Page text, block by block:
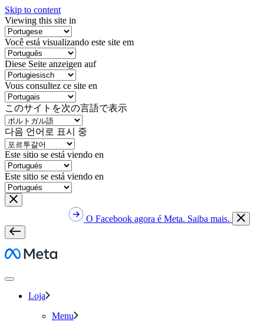
Skip to content
Viewing this site in
Você está visualizando este site em
Diese Seite anzeigen auf
Vous consultez ce site en
このサイトを次の言語で表示
다음 언어로 표시 중
Este sitio se está viendo en
Este sitio se está viendo en
O Facebook agora é Meta. Saiba mais.
Meta
Loja
Menu